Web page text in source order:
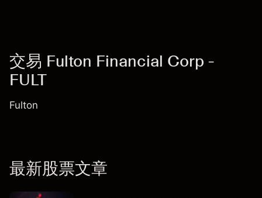
交易 Fulton Financial Corp -
FULT
Fulton
最新股票文章